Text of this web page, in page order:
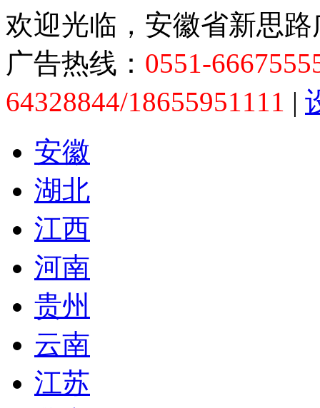
欢迎光临，安徽省新思
广告热线： 0551-
64328844/18655951111 |
安徽
湖北
江西
河南
贵州
云南
江苏